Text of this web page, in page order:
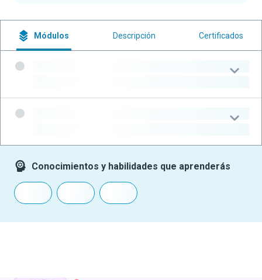
Módulos Descripción Certificados
Conocimientos y habilidades que aprenderás